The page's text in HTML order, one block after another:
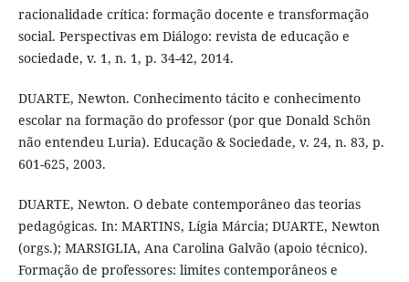
racionalidade crítica: formação docente e transformação
social. Perspectivas em Diálogo: revista de educação e
sociedade, v. 1, n. 1, p. 34-42, 2014.
DUARTE, Newton. Conhecimento tácito e conhecimento
escolar na formação do professor (por que Donald Schön
não entendeu Luria). Educação & Sociedade, v. 24, n. 83, p.
601-625, 2003.
DUARTE, Newton. O debate contemporâneo das teorias
pedagógicas. In: MARTINS, Lígia Márcia; DUARTE, Newton
(orgs.); MARSIGLIA, Ana Carolina Galvão (apoio técnico).
Formação de professores: limites contemporâneos e